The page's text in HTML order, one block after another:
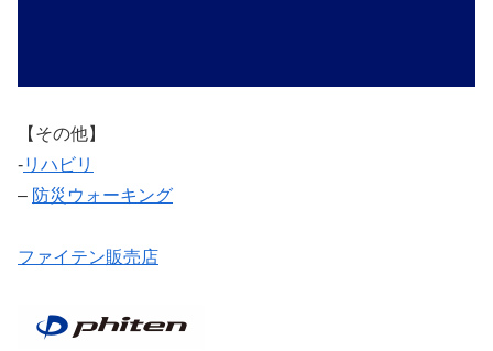
【その他】
‐リハビリ
– 防災ウォーキング
ファイテン販売店